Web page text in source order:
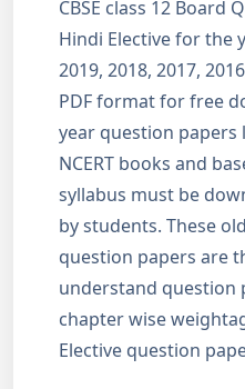
CBSE class 12 Board
Hindi Elective for the
2019, 2018, 2017,
PDF format for free
year question papers
NCERT books and
syllabus must be
by students. These
question papers are
understand question
chapter wise
Elective question